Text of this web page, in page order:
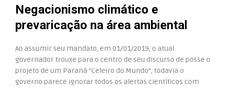
Negacionismo climático e
prevaricação na área ambiental
Ao assumir seu mandato, em 01/01/2019, o atual
governador trouxe para o centro de seu discurso de posse o
projeto de um Paraná “Celeiro do Mundo”, todavia o
governo parece ignorar todos os alertas científicos com